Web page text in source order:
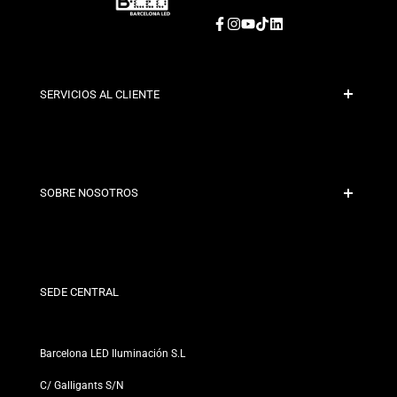
Facebook
Instagram
YouTube
TikTokLinkedIn
SERVICIOS AL CLIENTE
Contacto
SOBRE NOSOTROS
Nuestras Tiendas
SEDE CENTRAL
Barcelona LED Iluminación S.L
C/ Galligants S/N